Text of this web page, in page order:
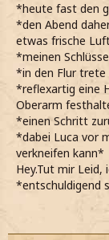
*heute fast den
*den Abend
etwas frische
*meinen
*in den Flur
*reflexartig eine
Oberarm
*einen Schritt
*dabei Luca vor
verkneifen kann*
Hey.Tut mir Leid,
*entschuldigend